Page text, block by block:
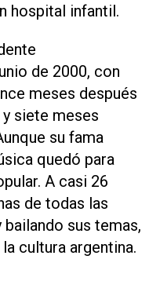
hospital infantil.
de 2000, con
meses después
siete meses
su fama
quedó para
A casi 26
de todas las
sus temas,
cultura argentina.